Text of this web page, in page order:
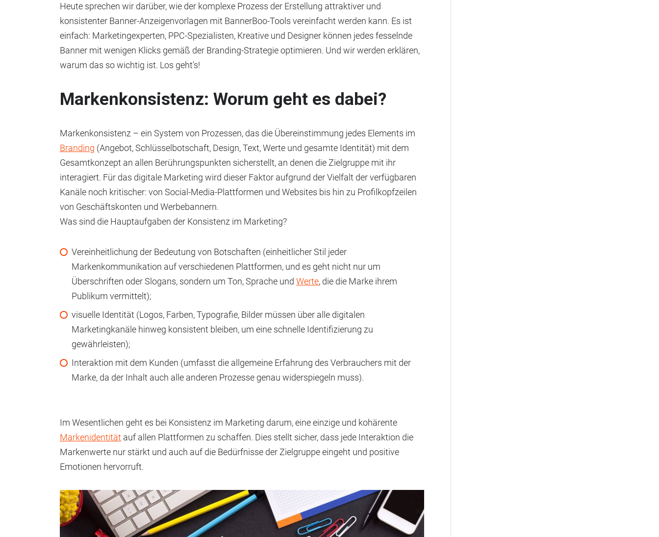
Heute sprechen wir darüber, wie der komplexe Prozess der Erstellung attraktiver und
konsistenter Banner-Anzeigenvorlagen mit BannerBoo-Tools vereinfacht werden kann. Es ist
einfach: Marketingexperten, PPC-Spezialisten, Kreative und Designer können jedes fesselnde
Banner mit wenigen Klicks gemäß der Branding-Strategie optimieren. Und wir werden erklären,
warum das so wichtig ist. Los geht's!
Markenkonsistenz: Worum geht es dabei?
Markenkonsistenz – ein System von Prozessen, das die Übereinstimmung jedes Elements im
Branding (Angebot, Schlüsselbotschaft, Design, Text, Werte und gesamte Identität) mit dem
Gesamtkonzept an allen Berührungspunkten sicherstellt, an denen die Zielgruppe mit ihr
interagiert. Für das digitale Marketing wird dieser Faktor aufgrund der Vielfalt der verfügbaren
Kanäle noch kritischer: von Social-Media-Plattformen und Websites bis hin zu Profilkopfzeilen
von Geschäftskonten und Werbebannern.
Was sind die Hauptaufgaben der Konsistenz im Marketing?
Vereinheitlichung der Bedeutung von Botschaften (einheitlicher Stil jeder
Markenkommunikation auf verschiedenen Plattformen, und es geht nicht nur um
Überschriften oder Slogans, sondern um Ton, Sprache und Werte, die die Marke ihrem
Publikum vermittelt);
visuelle Identität (Logos, Farben, Typografie, Bilder müssen über alle digitalen
Marketingkanäle hinweg konsistent bleiben, um eine schnelle Identifizierung zu
gewährleisten);
Interaktion mit dem Kunden (umfasst die allgemeine Erfahrung des Verbrauchers mit der
Marke, da der Inhalt auch alle anderen Prozesse genau widerspiegeln muss).
Im Wesentlichen geht es bei Konsistenz im Marketing darum, eine einzige und kohärente
Markenidentität auf allen Plattformen zu schaffen. Dies stellt sicher, dass jede Interaktion die
Markenwerte nur stärkt und auch auf die Bedürfnisse der Zielgruppe eingeht und positive
Emotionen hervorruft.